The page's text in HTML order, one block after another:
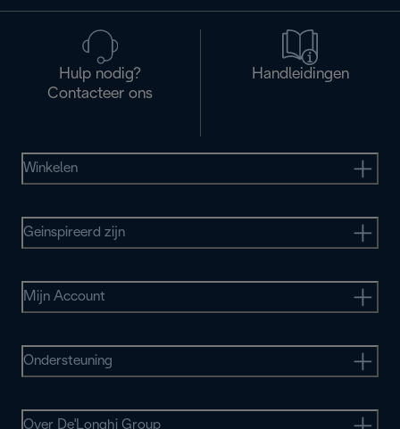
Hulp nodig?
Contacteer ons
Handleidingen
Winkelen
Geinspireerd zijn
Mijn Account
Ondersteuning
Over De'Longhi Group